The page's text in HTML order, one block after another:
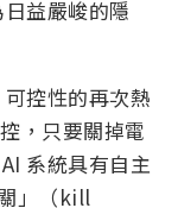
益嚴峻的隱
控性的再次熱
，只要關掉電
系統具有自主
」（kill